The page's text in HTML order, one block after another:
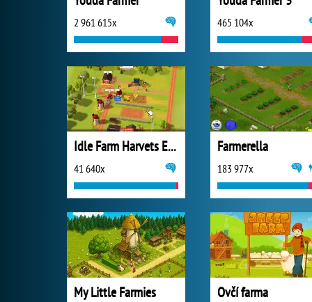
2 961 615x 465 104x
Idle Farm Harvets Empire
41 640x
Farmerella
183 977x
My Little Farmies Ovčí farma